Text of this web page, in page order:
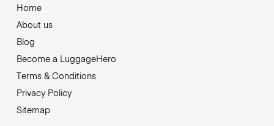
Home
About us
Blog
Become a LuggageHero
Terms & Conditions
Privacy Policy
Sitemap